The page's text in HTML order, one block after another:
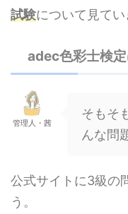
試験について見てい
adec色彩士検
管理人・茜
そもそ
んな問
公式サイトに3級の
う。